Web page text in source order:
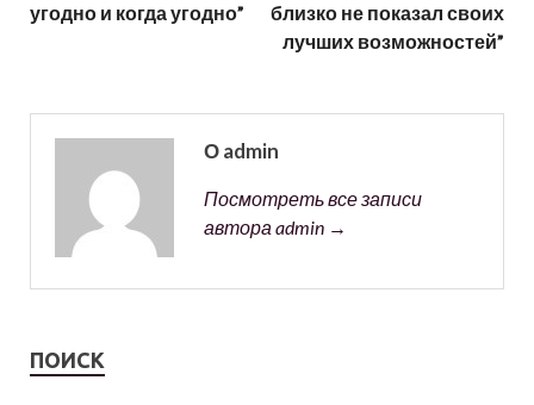
угодно и когда угодно”
близко не показал своих
лучших возможностей”
О admin
Посмотреть все записи
автора admin →
ПОИСК